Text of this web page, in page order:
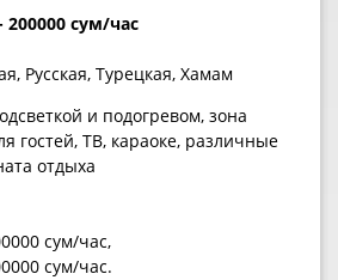
200000 сум/час
Русская, Турецкая, Хамам
и подогревом, зона
гостей, ТВ, караоке, различные
отдыха
сум/час,
сум/час.